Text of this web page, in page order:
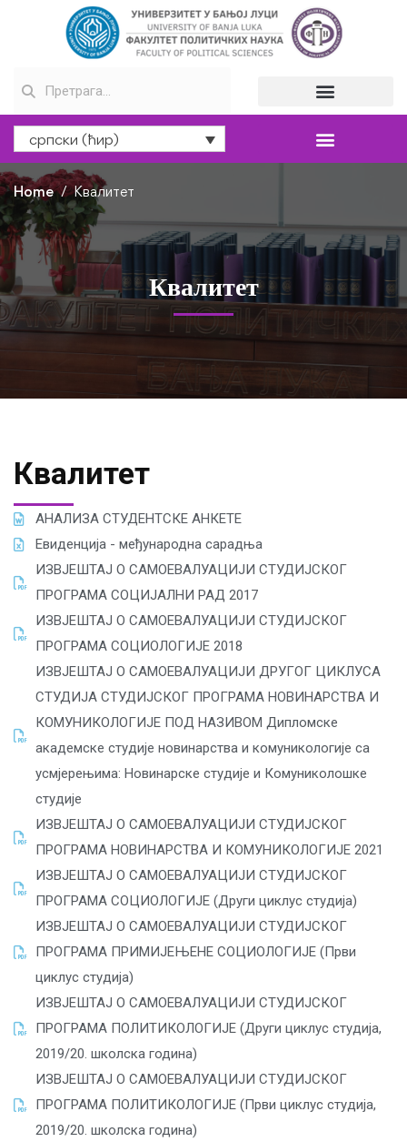
српски (ћир)
Home Квалитет
Квалитет
Квалитет
АНАЛИЗА СТУДЕНТСКЕ АНКЕТЕ
Евиденција - међународна сарадња
ИЗВЈЕШТАЈ О САМОЕВАЛУАЦИЈИ СТУДИЈСКОГ
ПРОГРАМА СОЦИЈАЛНИ РАД 2017
ИЗВЈЕШТАЈ О САМОЕВАЛУАЦИЈИ СТУДИЈСКОГ
ПРОГРАМА СОЦИОЛОГИЈЕ 2018
ИЗВЈЕШТАЈ О САМОЕВАЛУАЦИЈИ ДРУГОГ ЦИКЛУСА
СТУДИЈА СТУДИЈСКОГ ПРОГРАМА НОВИНАРСТВА И
КОМУНИКОЛОГИЈЕ ПОД НАЗИВОМ Дипломске
академске студије новинарства и комуникологије са
усмјерењима: Новинарске студије и Комуниколошке
студије
ИЗВЈЕШТАЈ О САМОЕВАЛУАЦИЈИ СТУДИЈСКОГ
ПРОГРАМА НОВИНАРСТВА И КОМУНИКОЛОГИЈЕ 2021
ИЗВЈЕШТАЈ О САМОЕВАЛУАЦИЈИ СТУДИЈСКОГ
ПРОГРАМА СОЦИОЛОГИЈЕ (Други циклус студија)
ИЗВЈЕШТАЈ О САМОЕВАЛУАЦИЈИ СТУДИЈСКОГ
ПРОГРАМА ПРИМИЈЕЊЕНЕ СОЦИОЛОГИЈЕ (Први
циклус студија)
ИЗВЈЕШТАЈ О САМОЕВАЛУАЦИЈИ СТУДИЈСКОГ
ПРОГРАМА ПОЛИТИКОЛОГИЈЕ (Други циклус студија,
2019/20. школска година)
ИЗВЈЕШТАЈ О САМОЕВАЛУАЦИЈИ СТУДИЈСКОГ
ПРОГРАМА ПОЛИТИКОЛОГИЈЕ (Први циклус студија,
2019/20. школска година)